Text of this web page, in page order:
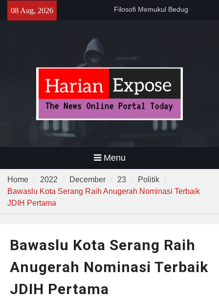
08 Aug, 2026
Filosofi Memukul Bedug
Masyarakat”
Temuan 995 Airsoft Gun dan
Narkoba di Sekolah Kebayoran
Lama, DPR Minta Diusut
Tuntas
Menu
Home 2022 December 23
Politik
Bawaslu Kota Serang Raih Anugerah Nominasi Terbaik
JDIH Pertama
Bawaslu Kota Serang Raih
Anugerah Nominasi Terbaik
JDIH Pertama